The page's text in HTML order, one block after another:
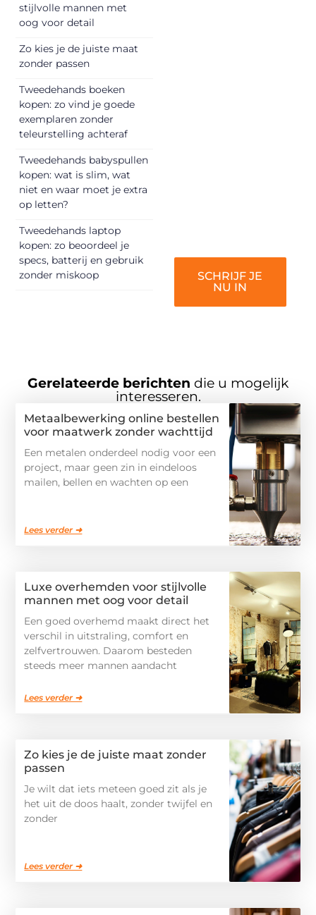
stijlvolle mannen met
oog voor detail
Zo kies je de juiste maat
zonder passen
Tweedehands boeken
kopen: zo vind je goede
exemplaren zonder
teleurstelling achteraf
Tweedehands babyspullen
kopen: wat is slim, wat
niet en waar moet je extra
op letten?
Tweedehands laptop
kopen: zo beoordeel je
specs, batterij en gebruik
zonder miskoop
SCHRIJF JE
NU IN
Gerelateerde berichten die u mogelijk
interesseren.
Metaalbewerking online bestellen
voor maatwerk zonder wachttijd
Een metalen onderdeel nodig voor een
project, maar geen zin in eindeloos
mailen, bellen en wachten op een
Lees verder ➜
Luxe overhemden voor stijlvolle
mannen met oog voor detail
Een goed overhemd maakt direct het
verschil in uitstraling, comfort en
zelfvertrouwen. Daarom besteden
steeds meer mannen aandacht
Lees verder ➜
Zo kies je de juiste maat zonder
passen
Je wilt dat iets meteen goed zit als je
het uit de doos haalt, zonder twijfel en
zonder
Lees verder ➜